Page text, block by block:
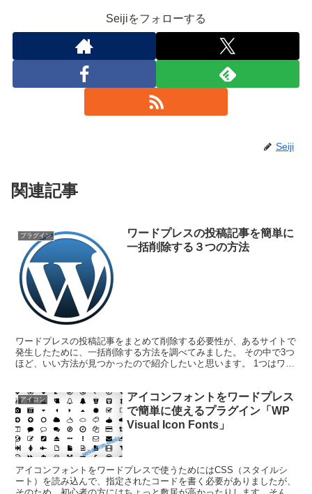
Seijiをフォローする
Seiji
関連記事
プラグイン
ワードプレスの投稿記事を簡単に
一括削除する３つの方法
ワードプレスの投稿記事をまとめて削除する必要性が、あるサイトで
発生したために、一括削除する方法を調べてみました。 その中で3つ
ほど、いい方法が見つかったので紹介したいと思います。 1つはワー
アイコン
アイコンフォントをワードプレス
で簡単に使えるプラグイン「WP
Visual Icon Fonts」
アイコンフォントをワードプレスで使うためにはCSS（スタイルシ
ート）を読み込んで、指定されたコードを書く必要がありましたが、